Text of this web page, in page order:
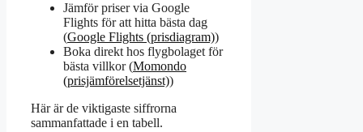
Jämför priser via Google
Flights för att hitta bästa dag
(Google Flights (prisdiagram))
Boka direkt hos flygbolaget för
bästa villkor (Momondo
(prisjämförelsetjänst))
Här är de viktigaste siffrorna
sammanfattade i en tabell.